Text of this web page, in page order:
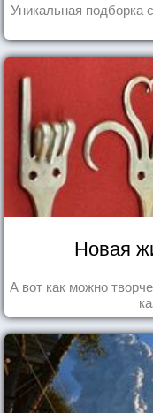
Уникальная
Новая
А вот как можно